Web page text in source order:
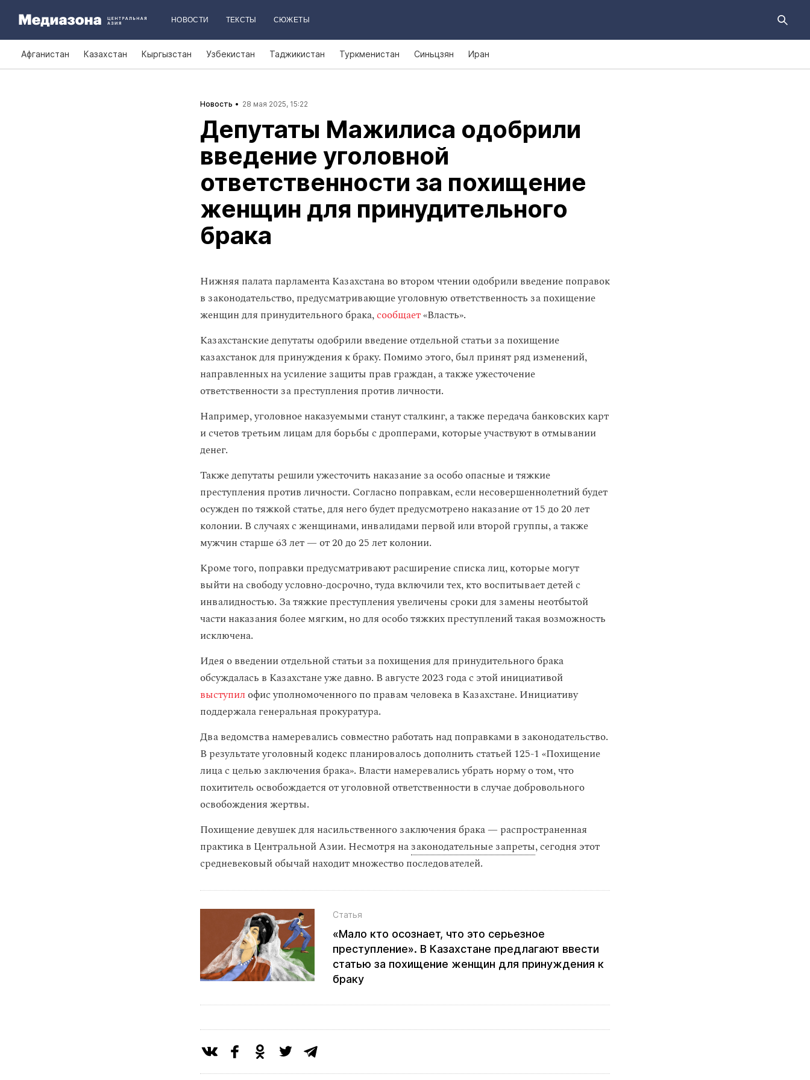
НОВОСТИ ТЕКСТЫ СЮЖЕТЫ
Афганистан Казахстан Кыргызстан Узбекистан Таджикистан Туркменистан Синьцзян Иран
Новость 28 мая 2025, 15:22
Депутаты Мажилиса одобрили
введение уголовной
ответственности за похищение
женщин для принудительного
брака
Нижняя палата парламента Казахстана во втором чтении одобрили введение поправок
в законодательство, предусматривающие уголовную ответственность за похищение
женщин для принудительного брака,сообщает«Власть».
Казахстанские депутаты одобрили введение отдельной статьи за похищение
казахстанок для принуждения к браку. Помимо этого, был принят ряд изменений,
направленных на усиление защиты прав граждан, а также ужесточение
ответственности за преступления против личности.
Например, уголовное наказуемыми станут сталкинг, а также передача банковских карт
и счетов третьим лицам для борьбы с дропперами, которые участвуют в отмывании
денег.
Также депутаты решили ужесточить наказание за особо опасные и тяжкие
преступления против личности. Согласно поправкам, если несовершеннолетний будет
осужден по тяжкой статье, для него будет предусмотрено наказание от 15 до 20 лет
колонии. В случаях с женщинами, инвалидами первой или второй группы, а также
мужчин старше 63 лет — от 20 до 25 лет колонии.
Кроме того, поправки предусматривают расширение списка лиц, которые могут
выйти на свободу условно-досрочно, туда включили тех, кто воспитывает детей с
инвалидностью. За тяжкие преступления увеличены сроки для замены неотбытой
части наказания более мягким, но для особо тяжких преступлений такая возможность
исключена.
Идея о введении отдельной статьи за похищения для принудительного брака
обсуждалась в Казахстане уже давно. В августе 2023 года с этой инициативой
выступил офис уполномоченного по правам человека в Казахстане. Инициативу
поддержала генеральная прокуратура.
Два ведомства намеревались совместно работать над поправками в законодательство.
В результате уголовный кодекс планировалось дополнить статьей 125-1 «Похищение
лица с целью заключения брака». Власти намеревались убрать норму о том, что
похититель освобождается от уголовной ответственности в случае добровольного
освобождения жертвы.
Похищение девушек для насильственного заключения брака — распространенная
практика в Центральной Азии. Несмотря назаконодательные запреты, сегодня этот
средневековый обычай находит множество последователей.
Статья
«Мало кто осознает, что это серьезное
преступление». В Казахстане предлагают ввести
статью за похищение женщин для принуждения к
браку